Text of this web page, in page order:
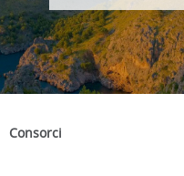
Consorci